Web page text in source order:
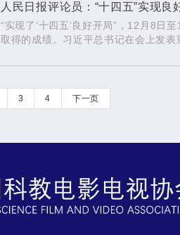
人民日报评论员：“十四五”实现
“实现了‘十四五’良好开局”，12月8日
取得的成绩。习近平总书记在会上发
向、提供了根本遵循。 今年是党和国
3 4 下一页